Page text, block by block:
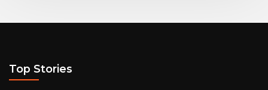
Top Stories